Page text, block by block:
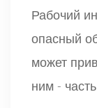
Рабочий
опасный
может
ним -